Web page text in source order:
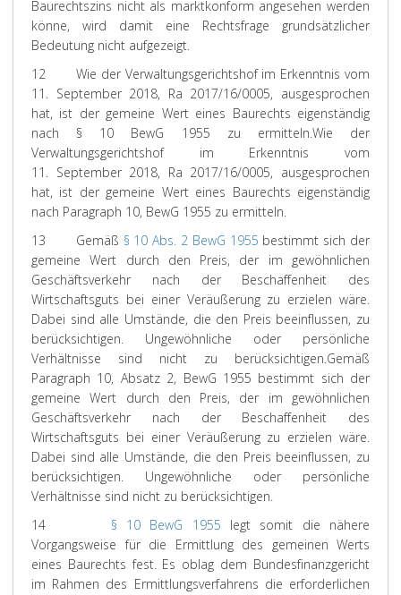
Baurechtszins nicht als marktkonform angesehen werden
könne, wird damit eine Rechtsfrage grundsätzlicher
Bedeutung nicht aufgezeigt.
12 Wie der Verwaltungsgerichtshof im Erkenntnis vom
11. September 2018, Ra 2017/16/0005, ausgesprochen
hat, ist der gemeine Wert eines Baurechts eigenständig
nach § 10 BewG 1955 zu ermitteln.Wie der
Verwaltungsgerichtshof im Erkenntnis vom
11. September 2018, Ra 2017/16/0005, ausgesprochen
hat, ist der gemeine Wert eines Baurechts eigenständig
nach Paragraph 10, BewG 1955 zu ermitteln.
13 Gemäß § 10 Abs. 2 BewG 1955 bestimmt sich der
gemeine Wert durch den Preis, der im gewöhnlichen
Geschäftsverkehr nach der Beschaffenheit des
Wirtschaftsguts bei einer Veräußerung zu erzielen wäre.
Dabei sind alle Umstände, die den Preis beeinflussen, zu
berücksichtigen. Ungewöhnliche oder persönliche
Verhältnisse sind nicht zu berücksichtigen.Gemäß
Paragraph 10, Absatz 2, BewG 1955 bestimmt sich der
gemeine Wert durch den Preis, der im gewöhnlichen
Geschäftsverkehr nach der Beschaffenheit des
Wirtschaftsguts bei einer Veräußerung zu erzielen wäre.
Dabei sind alle Umstände, die den Preis beeinflussen, zu
berücksichtigen. Ungewöhnliche oder persönliche
Verhältnisse sind nicht zu berücksichtigen.
14 § 10 BewG 1955 legt somit die nähere
Vorgangsweise für die Ermittlung des gemeinen Werts
eines Baurechts fest. Es oblag dem Bundesfinanzgericht
im Rahmen des Ermittlungsverfahrens die erforderlichen